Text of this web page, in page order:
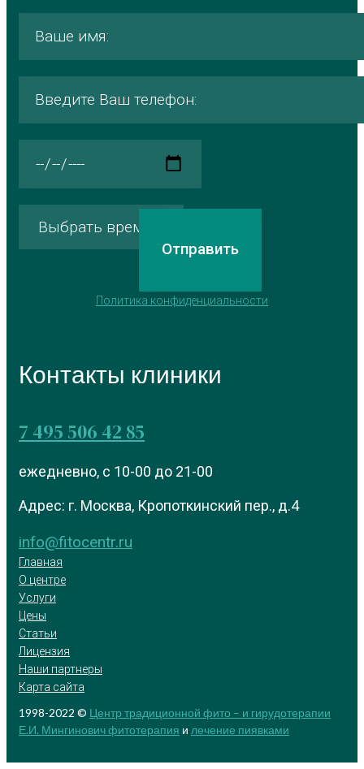
Политика конфиденциальности
Контакты клиники
7 495 506 42 85
ежедневно, с 10-00 до 21-00
Адрес: г. Москва, Кропоткинский пер., д.4
info@fitocentr.ru
Главная
О центре
Услуги
Цены
Статьи
Лицензия
Наши партнеры
Карта сайта
1998-2022 © Центр традиционной фито – и гирудотерапии
Е.И. Мингиновичфитотерапия и лечение пиявками